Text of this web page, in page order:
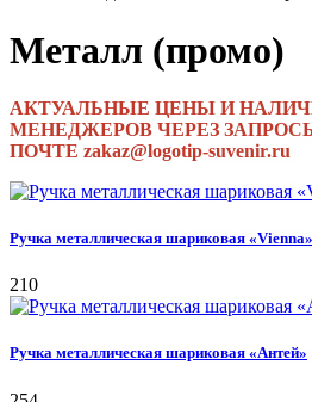
Металл (промо)
АКТУАЛЬНЫЕ ЦЕНЫ И
МЕНЕДЖЕРОВ ЧЕРЕЗ
ПОЧТЕ zakaz@logotip-suvenir.ru
Ручка металлическая шариковая «Vienna»
210
Ручка металлическая шариковая «Антей»